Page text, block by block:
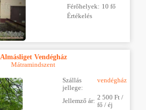
Férőhelyek: 10 fő
Értékelés
Almásliget Vendégház
Mátramindszent
Szállás
jellege:
vendégház
Jellemző ár: 2 500 Ft /
fő / éj